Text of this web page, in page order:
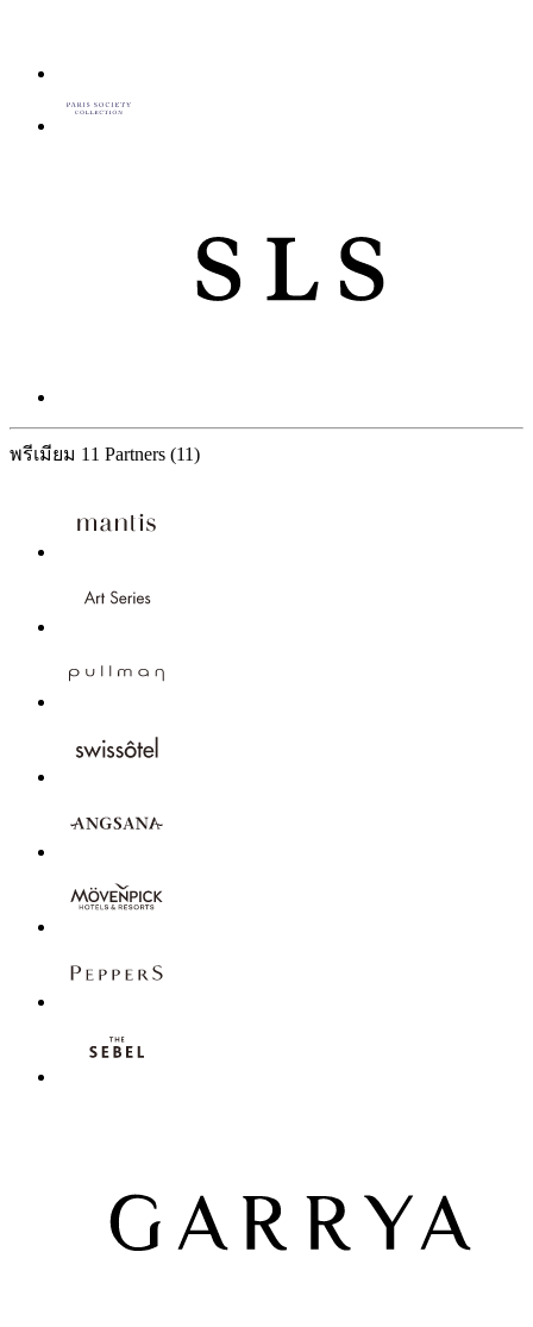
พรีเมียม 11 Partners (11)